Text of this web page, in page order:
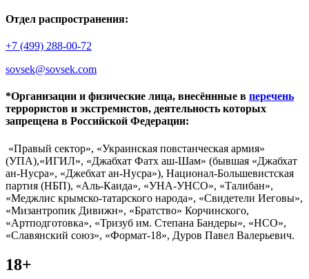
Отдел распространения:
+7 (499) 288-00-72
sovsek@sovsek.com
*Организации и физические лица, внесённные в перечень
террористов и экстремистов, деятельность которых
запрещена в Российской Федерации:
«Правый сектор», «Украинская повстанческая армия»
(УПА),«ИГИЛ», «Джабхат Фатх аш-Шам» (бывшая «Джабхат
ан-Нусра», «Джебхат ан-Нусра»), Национал-Большевистская
партия (НБП), «Аль-Каида», «УНА-УНСО», «Талибан»,
«Меджлис крымско-татарского народа», «Свидетели Иеговы»,
«Мизантропик Дивижн», «Братство» Корчинского,
«Артподготовка», «Тризуб им. Степана Бандеры», «НСО»,
«Славянский союз», «Формат-18», Дуров Павел Валерьевич.
18+